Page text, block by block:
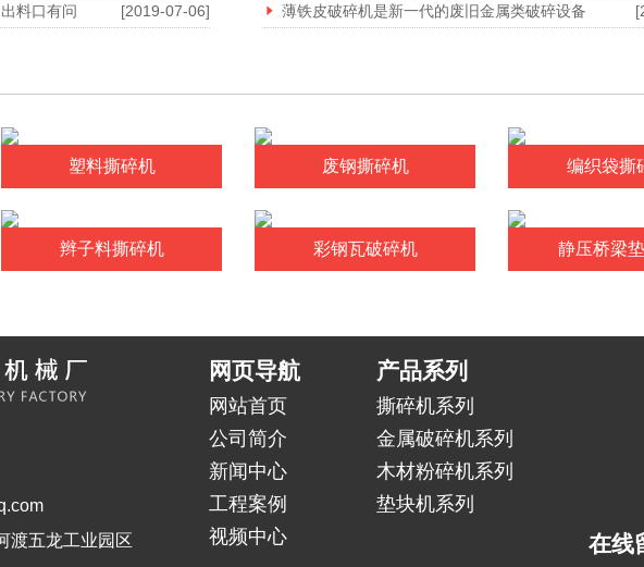
料口有问
[2019-07-06]
薄铁皮破碎机是新一代的废旧金属类破碎设备
塑料撕碎机 废钢撕碎机 编织袋撕
辫子料撕碎机 彩钢瓦破碎机 静压桥梁
渡五龙工业园区
网页导航
网站首页
公司简介
新闻中心
工程案例
视频中心
产品系列
撕碎机系列
金属破碎机系列
木材粉碎机系列
垫块机系列
在线